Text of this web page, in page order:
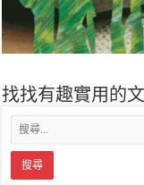
找找有趣實用的